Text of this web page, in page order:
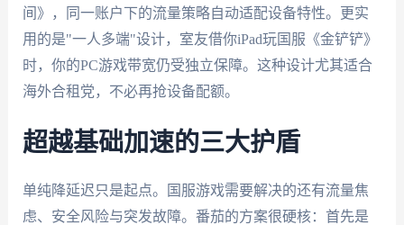
间》，同一账户下的流量策略自动适配设备特性。更实
用的是"一人多端"设计，室友借你iPad玩国服《金铲铲》
时，你的PC游戏带宽仍受独立保障。这种设计尤其适合
海外合租党，不必再抢设备配额。
超越基础加速的三大护盾
单纯降延迟只是起点。国服游戏需要解决的还有流量焦
虑、安全风险与突发故障。番茄的方案很硬核：首先是